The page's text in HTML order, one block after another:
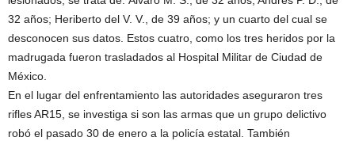
32 años; Heriberto del V. V., de 39 años; y un cuarto del cual se
desconocen sus datos. Estos cuatro, como los tres heridos por la
madrugada fueron trasladados al Hospital Militar de Ciudad de
México.
En el lugar del enfrentamiento las autoridades aseguraron tres
rifles AR15, se investiga si son las armas que un grupo delictivo
robó el pasado 30 de enero a la policía estatal. También